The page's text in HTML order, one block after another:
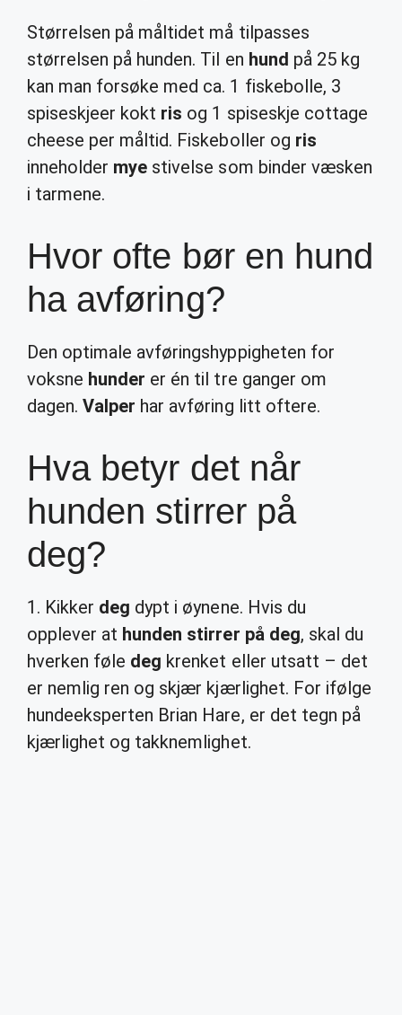
Størrelsen på måltidet må tilpasses
størrelsen på hunden. Til en hund på 25 kg
kan man forsøke med ca. 1 fiskebolle, 3
spiseskjeer kokt ris og 1 spiseskje cottage
cheese per måltid. Fiskeboller og ris
inneholder mye stivelse som binder væsken
i tarmene.
Hvor ofte bør en hund
ha avføring?
Den optimale avføringshyppigheten for
voksne hunder er én til tre ganger om
dagen.Valper har avføring litt oftere.
Hva betyr det når
hunden stirrer på
deg?
1. Kikker deg dypt i øynene. Hvis du
opplever at hunden stirrer på deg, skal du
hverken føle deg krenket eller utsatt – det
er nemlig ren og skjær kjærlighet. For ifølge
hundeeksperten Brian Hare, er det tegn på
kjærlighet og takknemlighet.